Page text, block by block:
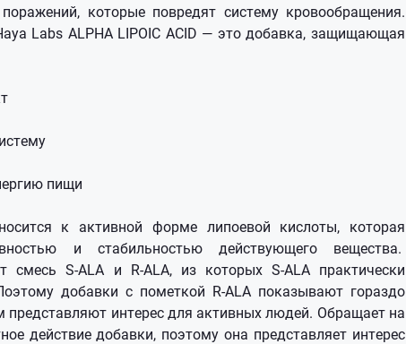
поражений, которые повредят систему кровообращения.
Labs ALPHA LIPOIC ACID — это добавка, защищающая
пищи
к активной форме липоевой кислоты, которая
и стабильностью действующего вещества.
смесь S-ALA и R-ALA, из которых S-ALA практически
добавки с пометкой R-ALA показывают гораздо
интерес для активных людей. Обращает на
действие добавки, поэтому она представляет интерес